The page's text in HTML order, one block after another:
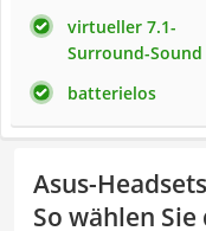
virtueller 7.1-
Surround-Sound
batterielos
Asus-
So wählen